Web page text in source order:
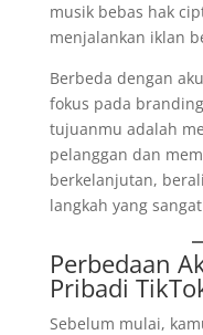
musik bebas hak
menjalankan iklan
Berbeda dengan
fokus pada
tujuanmu adalah
pelanggan dan
berkelanjutan,
langkah yang
Perbedaan
Pribadi
Sebelum mulai,